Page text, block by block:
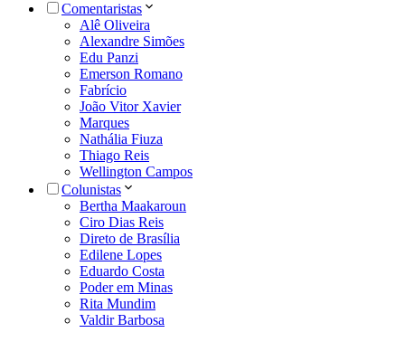
Comentaristas
Alê Oliveira
Alexandre Simões
Edu Panzi
Emerson Romano
Fabrício
João Vitor Xavier
Marques
Nathália Fiuza
Thiago Reis
Wellington Campos
Colunistas
Bertha Maakaroun
Ciro Dias Reis
Direto de Brasília
Edilene Lopes
Eduardo Costa
Poder em Minas
Rita Mundim
Valdir Barbosa